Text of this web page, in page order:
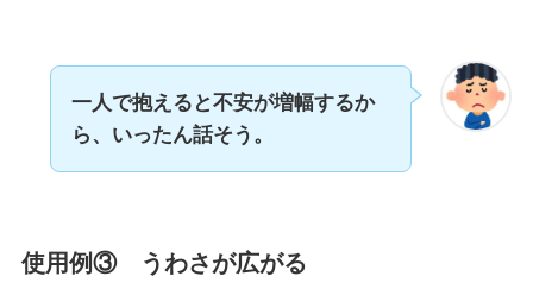
一人で抱えると不安が増幅するか
ら、いったん話そう。
使用例③ うわさが広がる